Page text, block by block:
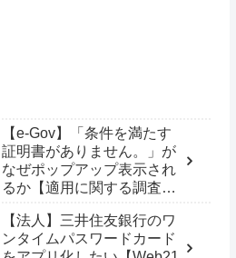
【e-Gov】「条件を満たす
証明書がありません。」が
なぜポップアップ表示され
るか【適用に関する調査
【法人】三井住友銀行のワ
ンタイムパスワードカード